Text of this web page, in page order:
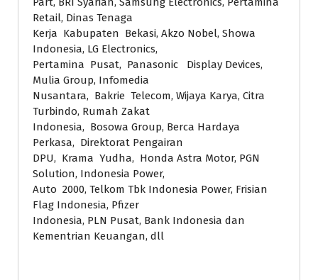
Retail, Dinas Tenaga
Kerja Kabupaten Bekasi, Akzo Nobel, Showa
Indonesia, LG Electronics,
Pertamina Pusat, Panasonic Display Devices,
Mulia Group, Infomedia
Nusantara, Bakrie Telecom, Wijaya Karya, Citra
Turbindo, Rumah Zakat
Indonesia, Bosowa Group, Berca Hardaya
Perkasa, Direktorat Pengairan
DPU, Krama Yudha, Honda Astra Motor, PGN
Solution, Indonesia Power,
Auto 2000, Telkom Tbk Indonesia Power, Frisian
Flag Indonesia, Pfizer
Indonesia, PLN Pusat, Bank Indonesia dan
Kementrian Keuangan, dll